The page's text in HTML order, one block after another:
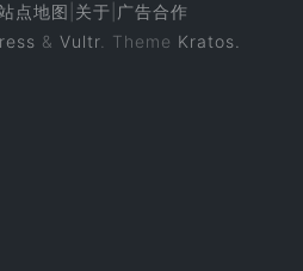
点地图 关于 广告合作
& Vultr . Theme Kratos.